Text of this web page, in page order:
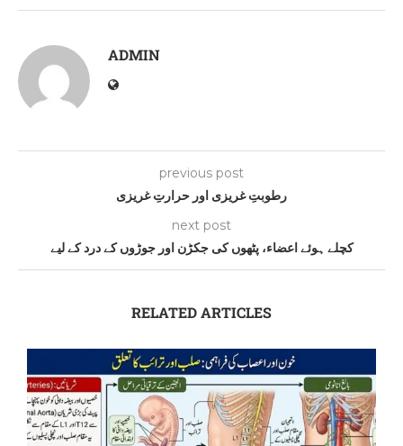
ADMIN
previous post
رطوبتِ غریزی اور حرارتِ غریزی
next post
کچلے ہوئے اعضاء، پٹھوں کی جکڑن اور جوڑوں کے درد کے لیے
RELATED ARTICLES